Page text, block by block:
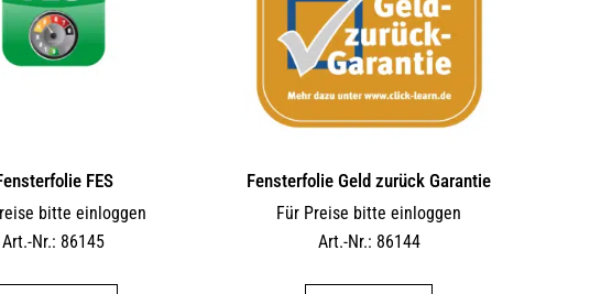
FES
bitte einloggen
Art.-Nr.: 86145
Fensterfolie Geld zurück Garantie
Für Preise bitte einloggen
Art.-Nr.: 86144